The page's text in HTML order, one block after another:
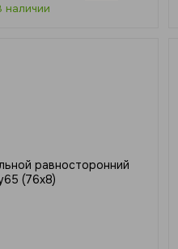
наличии